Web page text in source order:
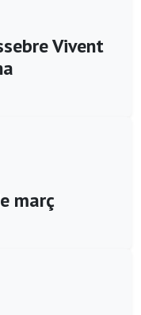
Vivent
març